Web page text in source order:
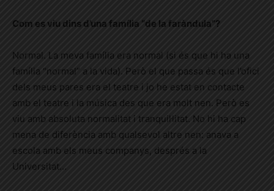
Com es viu dins d’una família “de la faràndula”?
Normal. La meva família era normal (si és que hi ha una
família “normal” a la vida). Però el que passa és que l’ofici
dels meus pares era el teatre i jo he estat en contacte
amb el teatre i la música des que era molt nen. Però es
viu amb absoluta normalitat i tranquil·litat. No hi ha cap
mena de diferència amb qualsevol altre nen: anava a
escola amb els meus companys, després a la
Universitat…